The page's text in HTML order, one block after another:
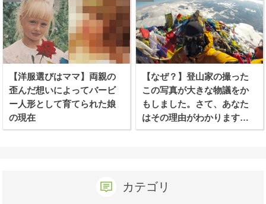
【洋服選びはママ】両親の
歪んだ想いによってバービ
ー人形として育てられた娘
の現在
【なぜ？】登山家の撮った
この写真が大きな物議をか
もしました。さて、あなた
はその理由がわかります
か？
カテゴリ